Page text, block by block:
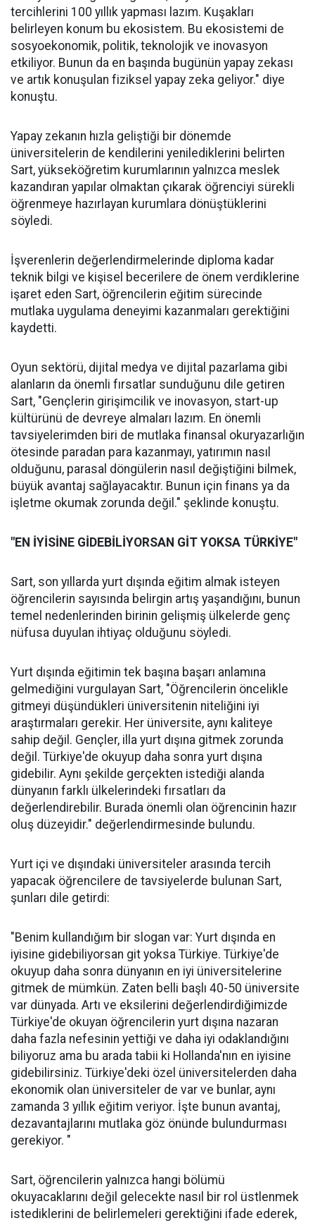
tercihlerini 100 yıllık yapması lazım. Kuşakları
belirleyen konum bu ekosistem. Bu ekosistemi de
sosyoekonomik, politik, teknolojik ve inovasyon
etkiliyor. Bunun da en başında bugünün yapay zekası
ve artık konuşulan fiziksel yapay zeka geliyor." diye
konuştu.
Yapay zekanın hızla geliştiği bir dönemde
üniversitelerin de kendilerini yenilediklerini belirten
Sart, yükseköğretim kurumlarının yalnızca meslek
kazandıran yapılar olmaktan çıkarak öğrenciyi sürekli
öğrenmeye hazırlayan kurumlara dönüştüklerini
söyledi.
İşverenlerin değerlendirmelerinde diploma kadar
teknik bilgi ve kişisel becerilere de önem verdiklerine
işaret eden Sart, öğrencilerin eğitim sürecinde
mutlaka uygulama deneyimi kazanmaları gerektiğini
kaydetti.
Oyun sektörü, dijital medya ve dijital pazarlama gibi
alanların da önemli fırsatlar sunduğunu dile getiren
Sart, "Gençlerin girişimcilik ve inovasyon, start-up
kültürünü de devreye almaları lazım. En önemli
tavsiyelerimden biri de mutlaka finansal okuryazarlığın
ötesinde paradan para kazanmayı, yatırımın nasıl
olduğunu, parasal döngülerin nasıl değiştiğini bilmek,
büyük avantaj sağlayacaktır. Bunun için finans ya da
işletme okumak zorunda değil." şeklinde konuştu.
"EN İYİSİNE GİDEBİLİYORSAN GİT YOKSA TÜRKİYE"
Sart, son yıllarda yurt dışında eğitim almak isteyen
öğrencilerin sayısında belirgin artış yaşandığını, bunun
temel nedenlerinden birinin gelişmiş ülkelerde genç
nüfusa duyulan ihtiyaç olduğunu söyledi.
Yurt dışında eğitimin tek başına başarı anlamına
gelmediğini vurgulayan Sart, "Öğrencilerin öncelikle
gitmeyi düşündükleri üniversitenin niteliğini iyi
araştırmaları gerekir. Her üniversite, aynı kaliteye
sahip değil. Gençler, illa yurt dışına gitmek zorunda
değil. Türkiye'de okuyup daha sonra yurt dışına
gidebilir. Aynı şekilde gerçekten istediği alanda
dünyanın farklı ülkelerindeki fırsatları da
değerlendirebilir. Burada önemli olan öğrencinin hazır
oluş düzeyidir." değerlendirmesinde bulundu.
Yurt içi ve dışındaki üniversiteler arasında tercih
yapacak öğrencilere de tavsiyelerde bulunan Sart,
şunları dile getirdi:
"Benim kullandığım bir slogan var: Yurt dışında en
iyisine gidebiliyorsan git yoksa Türkiye. Türkiye'de
okuyup daha sonra dünyanın en iyi üniversitelerine
gitmek de mümkün. Zaten belli başlı 40-50 üniversite
var dünyada. Artı ve eksilerini değerlendirdiğimizde
Türkiye'de okuyan öğrencilerin yurt dışına nazaran
daha fazla nefesinin yettiği ve daha iyi odaklandığını
biliyoruz ama bu arada tabii ki Hollanda'nın en iyisine
gidebilirsiniz. Türkiye'deki özel üniversitelerden daha
ekonomik olan üniversiteler de var ve bunlar, aynı
zamanda 3 yıllık eğitim veriyor. İşte bunun avantaj,
dezavantajlarını mutlaka göz önünde bulundurması
gerekiyor. "
Sart, öğrencilerin yalnızca hangi bölümü
okuyacaklarını değil gelecekte nasıl bir rol üstlenmek
istediklerini de belirlemeleri gerektiğini ifade ederek,